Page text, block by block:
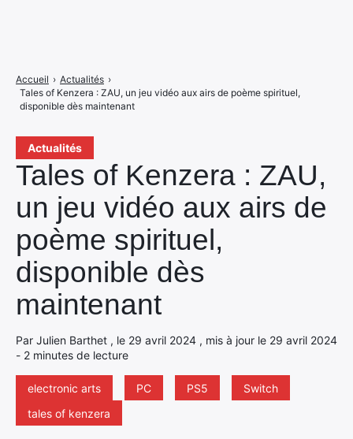
Actualités
Tales of Kenzera : ZAU,
un jeu vidéo aux airs de
poème spirituel,
disponible dès
maintenant
Par Julien Barthet , le 29 avril 2024 , mis à jour le 29 avril 2024
- 2 minutes de lecture
electronic arts PC PS5
Switch
tales of kenzera
Accueil › Actualités ›
Tales of Kenzera : ZAU, un jeu vidéo aux airs de poème spirituel,
disponible dès maintenant